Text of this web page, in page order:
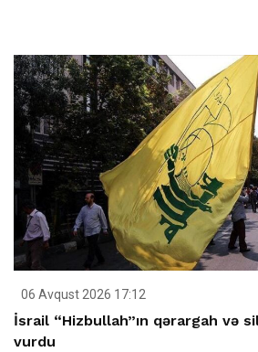
06 Avqust 2026 17:12
İsrail “Hizbullah”ın qərargah və
vurdu